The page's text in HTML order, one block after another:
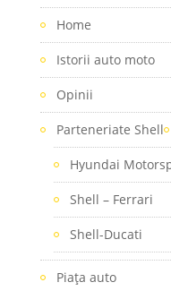
Home
Istorii auto moto
Opinii
Parteneriate Shell
Hyundai
Shell – Ferrari
Shell-Ducati
Piaţa auto